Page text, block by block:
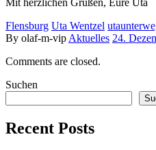
Flensburg Uta Wentzel
By olaf-m-vip Aktuelles 24.
Comments are closed.
Suchen
Recent Posts